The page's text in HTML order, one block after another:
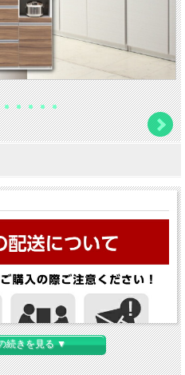
続きを見る ▼